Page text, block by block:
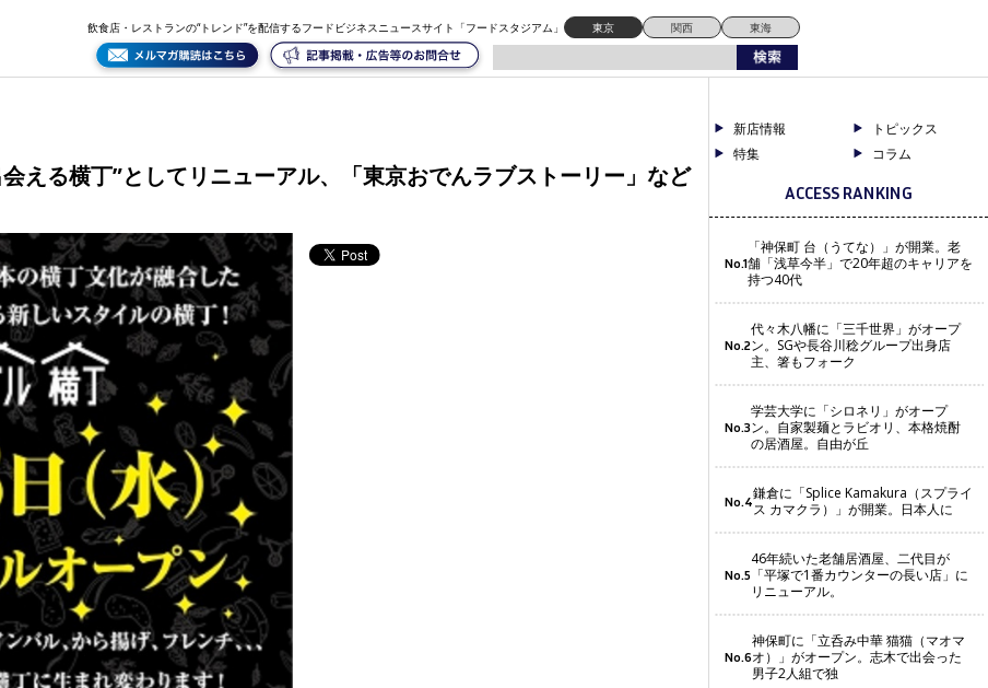
飲食店・レストランの“トレンド”を配信するフードビジネスニュースサイト「フードスタジアム」 東京 関西 東海
会える横丁”としてリニューアル、「東京おでんラブストーリー」など
新店情報
トピックス
特集
コラム
ACCESS RANKING
No.1
「神保町 台（うてな）」が開業。老
舗「浅草今半」で20年超のキャリアを
持つ40代
No.2
代々木八幡に「三千世界」がオープ
ン。SGや長谷川稔グループ出身店
主、箸もフォーク
No.3
学芸大学に「シロネリ」がオープ
ン。自家製麺とラビオリ、本格焼酎
の居酒屋。自由が丘
No.4鎌倉に「Splice Kamakura（スプライ
ス カマクラ）」が開業。日本人に
No.5
46年続いた老舗居酒屋、二代目が
「平塚で1番カウンターの長い店」に
リニューアル。
No.6
神保町に「立呑み中華 猫猫（マオマ
オ）」がオープン。志木で出会った
男子2人組で独